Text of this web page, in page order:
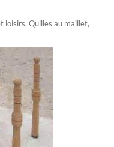
loisirs, Quilles au maillet,